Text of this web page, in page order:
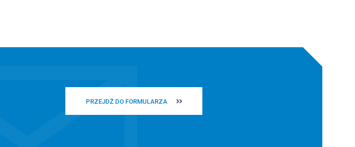
PRZEJDŹ DO FORMULARZA